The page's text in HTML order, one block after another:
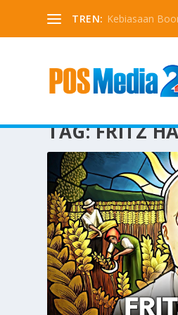
TREN: Kebiasaan
TAG:FRITZ